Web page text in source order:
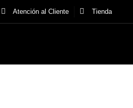
Atención al Cliente Tienda